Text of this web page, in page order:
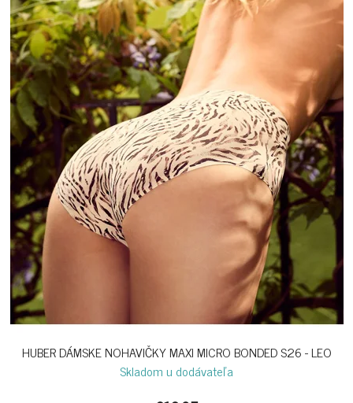
HUBER DÁMSKE NOHAVIČKY MAXI MICRO BONDED S26 - LEO
Skladom u dodávateľa